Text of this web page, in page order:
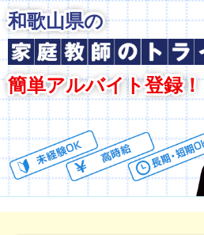
和歌山県の
簡単アルバイト登録！